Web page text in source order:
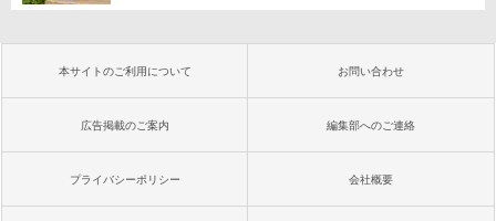
本サイトのご利用について お問い合わせ
広告掲載のご案内 編集部へのご連絡
プライバシーポリシー 会社概要